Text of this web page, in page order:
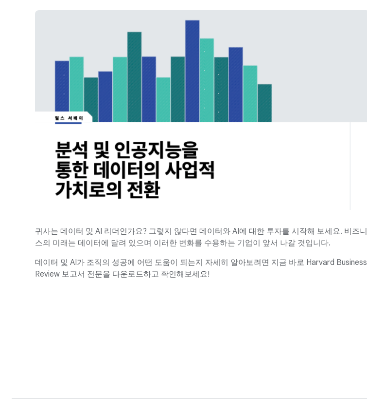
귀사는 데이터 및 AI 리더인가요? 그렇지 않다면 데이터와 AI에 대한 투자를 시작해 보세요. 비즈니
스의 미래는 데이터에 달려 있으며 이러한 변화를 수용하는 기업이 앞서 나갈 것입니다.
데이터 및 AI가 조직의 성공에 어떤 도움이 되는지 자세히 알아보려면 지금 바로 Harvard Business
Review 보고서 전문을 다운로드하고 확인해보세요!